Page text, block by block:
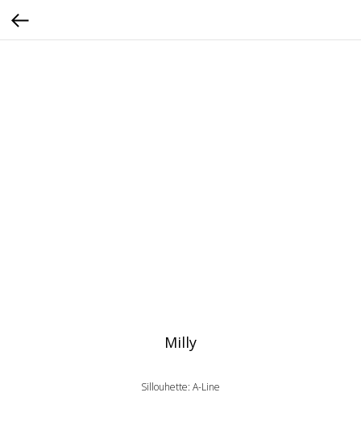
Milly
Sillouhette: A-Line